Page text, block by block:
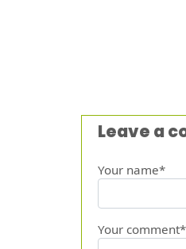
Leave a
Your name*
Your comment*